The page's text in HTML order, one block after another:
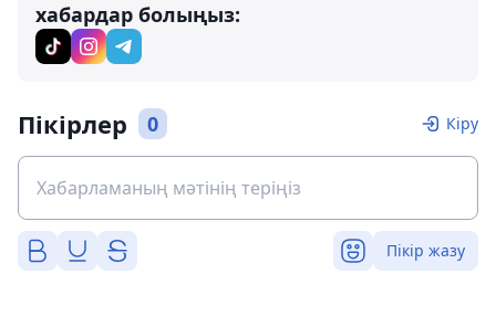
хабардар болыңыз:
Пікірлер 0 Кіру
Пікір жазу